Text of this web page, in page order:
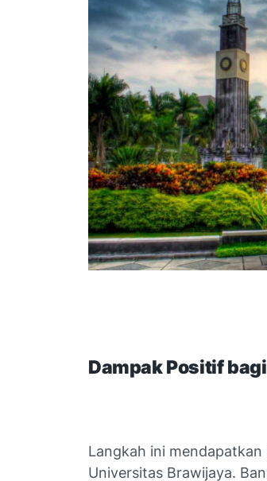
Dampak Positif
Langkah ini
Universitas Brawijaya.